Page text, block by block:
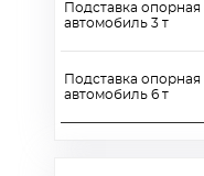
Подставка опорная
автомобиль 3 т
Подставка опорная
автомобиль 6 т